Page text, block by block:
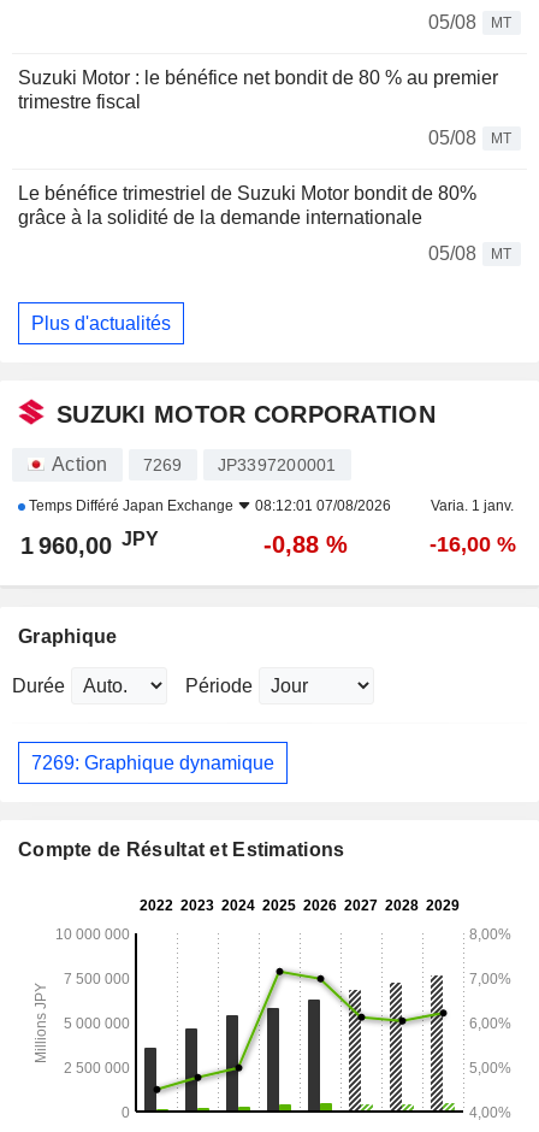
05/08
MT
Suzuki Motor : le bénéfice net bondit de 80 % au premier
trimestre fiscal
05/08
MT
Le bénéfice trimestriel de Suzuki Motor bondit de 80%
grâce à la solidité de la demande internationale
05/08
MT
Plus d'actualités
SUZUKI MOTOR CORPORATION
Action 7269 JP3397200001
Temps Différé Japan Exchange 08:12:01 07/08/2026 Varia. 1 janv.
1 960,00 JPY -0,88 % -16,00 %
Graphique
Durée Période
7269: Graphique dynamique
Compte de Résultat et Estimations